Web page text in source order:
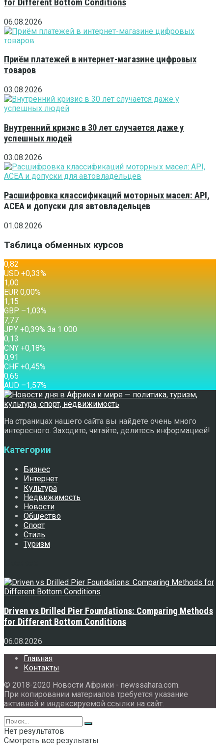
for Different Bottom Conditions
06.08.2026
Приём платежей в интернет-магазине цифровых
товаров
03.08.2026
Внутренний кризис в 30 лет случается даже у
успешных людей
03.08.2026
Расшифровка классификаций моторных масел: API,
ACEA и допуски для автовладельцев
01.08.2026
Таблица обменных курсов
0,82
USD +0,33%
1,00
EUR 0,00%
1,15
GBP –1,03%
7,77
JPY +0,39% За 1 000
0,13
CNY +0,18%
0,91
CHF +0,45%
0,65
AUD –1,57%
На страницах нашего сайта вы найдете очень много
интересного. Заходите, читайте, делитесь информацией!
Категории
Бизнес
Интернет
Культура
Недвижимость
Новости
Общество
Спорт
Стиль
Туризм
Driven vs Drilled Pier Foundations: Comparing Methods
for Different Bottom Conditions
06.08.2026
Главная
Контакты
© 2018-2020 Новости Африки - newssahara.com.
При копировании материалов требуется указание
активной и индексируемой ссылки на сайт.
Нет результатов
Смотреть все результаты